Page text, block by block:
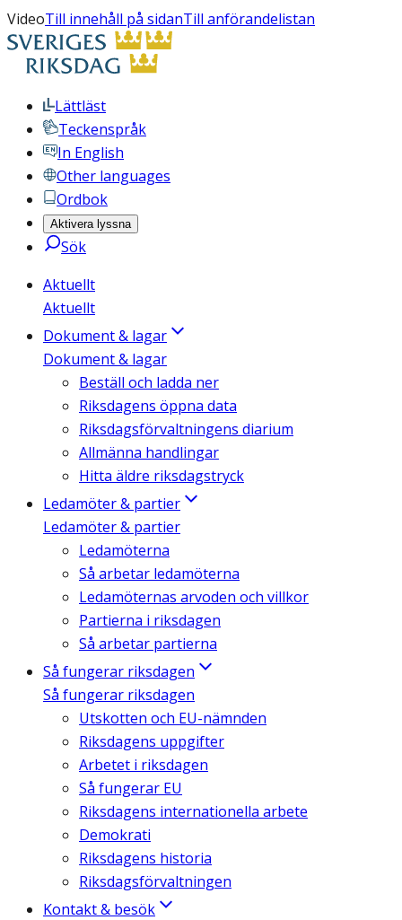
VideoTill innehåll på sidanTill anförandelistan
Lättläst
Teckenspråk
In English
Other languages
Ordbok
Aktivera lyssna
Sök
Aktuellt
Aktuellt
Dokument & lagar
Dokument & lagar
Beställ och ladda ner
Riksdagens öppna data
Riksdagsförvaltningens diarium
Allmänna handlingar
Hitta äldre riksdagstryck
Ledamöter & partier
Ledamöter & partier
Ledamöterna
Så arbetar ledamöterna
Ledamöternas arvoden och villkor
Partierna i riksdagen
Så arbetar partierna
Så fungerar riksdagen
Så fungerar riksdagen
Utskotten och EU-nämnden
Riksdagens uppgifter
Arbetet i riksdagen
Så fungerar EU
Riksdagens internationella arbete
Demokrati
Riksdagens historia
Riksdagsförvaltningen
Kontakt & besök